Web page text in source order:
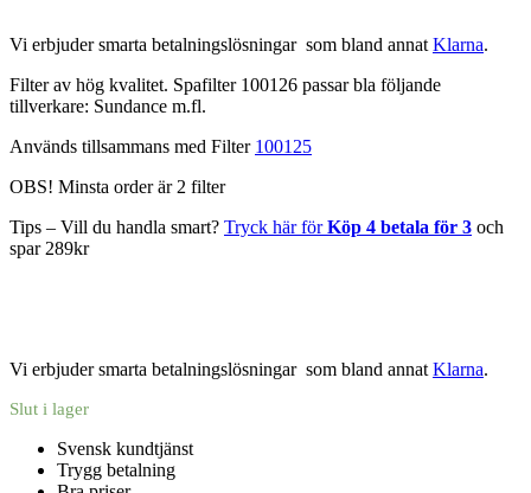
Vi erbjuder smarta betalningslösningar som bland annat Klarna.
Filter av hög kvalitet. Spafilter 100126 passar bla följande
tillverkare: Sundance m.fl.
Används tillsammans med Filter 100125
OBS! Minsta order är 2 filter
Tips – Vill du handla smart? Tryck här förKöp 4 betala för 3 och
spar 289kr
Vi erbjuder smarta betalningslösningar som bland annat Klarna.
Slut i lager
Svensk kundtjänst
Trygg betalning